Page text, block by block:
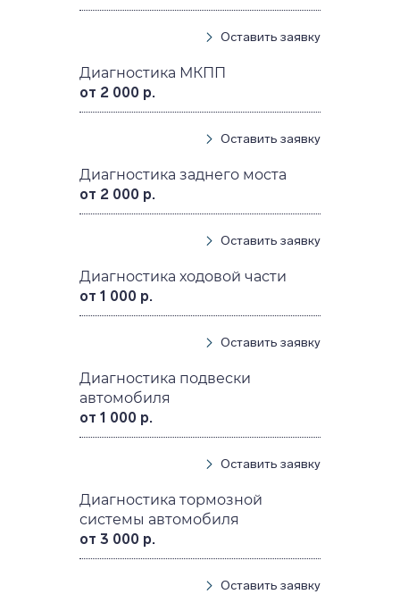
Оставить заявку
Диагностика МКПП
от 2 000 р.
Оставить заявку
Диагностика заднего моста
от 2 000 р.
Оставить заявку
Диагностика ходовой части
от 1 000 р.
Оставить заявку
Диагностика подвески
автомобиля
от 1 000 р.
Оставить заявку
Диагностика тормозной
системы автомобиля
от 3 000 р.
Оставить заявку